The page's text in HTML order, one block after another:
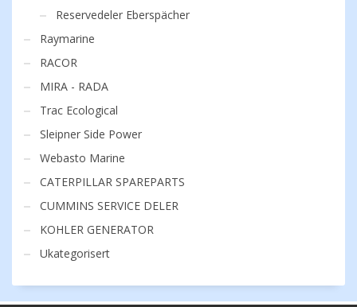
Reservedeler Eberspächer
Raymarine
RACOR
MIRA - RADA
Trac Ecological
Sleipner Side Power
Webasto Marine
CATERPILLAR SPAREPARTS
CUMMINS SERVICE DELER
KOHLER GENERATOR
Ukategorisert